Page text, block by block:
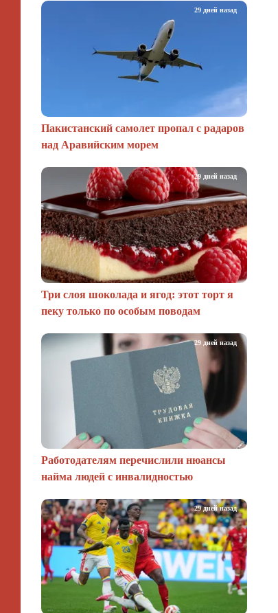
Пакистанский самолет пропал с радаров
над Аравийским морем
29 дней назад
Три слоя шоколада и ягод: этот торт я
пеку только по особым поводам
29 дней назад
Работодателям перечислили нюансы
найма людей с инвалидностью
29 дней назад
29 дней назад